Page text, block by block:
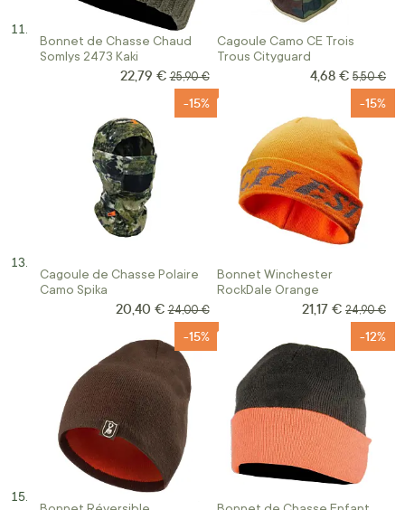
Bonnet de Chasse Chaud
Somlys 2473 Kaki
Prix Spécial
22,79 € Prix normal
25,90 €
Cagoule Camo CE Trois
Trous Cityguard
Prix Spécial
4,68 € Prix
5,50 €
Cagoule de Chasse Polaire
Camo Spika
-15%
Prix Spécial
20,40 € Prix normal
24,00 €
Bonnet Winchester
RockDale Orange
-15%
Prix Spécial
21,17 € Prix
24,90 €
-15% -12%